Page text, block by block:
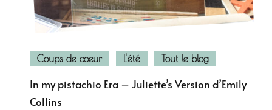
Coups de coeur L'été Tout le blog
In my pistachio Era – Juliette’s Version d’Emily
Collins